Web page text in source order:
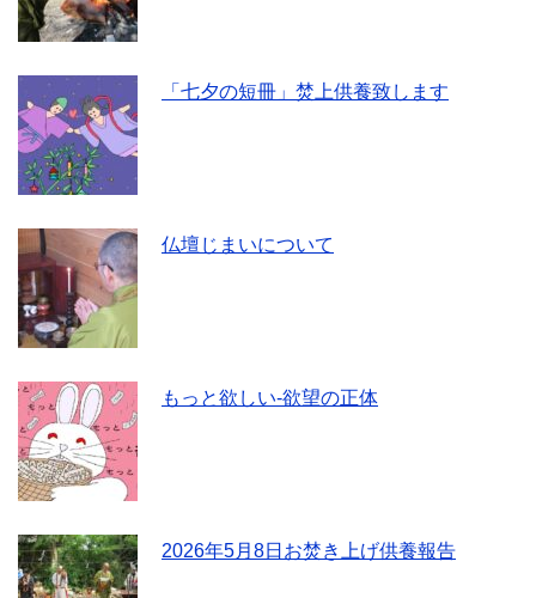
「七夕の短冊」焚上供養致します
仏壇じまいについて
もっと欲しい-欲望の正体
2026年5月8日お焚き上げ供養報告